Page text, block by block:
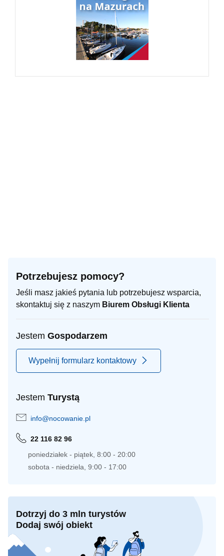
Potrzebujesz pomocy?
Jeśli masz jakieś pytania lub potrzebujesz wsparcia,
skontaktuj się z naszym Biurem Obsługi Klienta
Jestem Gospodarzem
Wypełnij formularz kontaktowy
Jestem Turystą
info@nocowanie.pl
22 116 82 96
poniedziałek - piątek, 8:00 - 20:00
sobota - niedziela, 9:00 - 17:00
Dotrzyj do 3 mln turystów
Dodaj swój obiekt